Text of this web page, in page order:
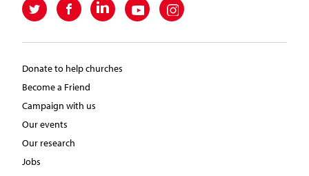
Donate to help churches
Become a Friend
Campaign with us
Our events
Our research
Jobs